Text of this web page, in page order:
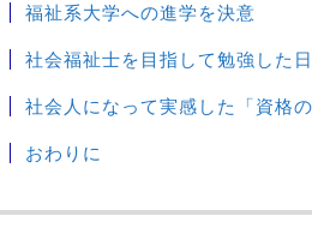
福祉系大学への進学を決意
社会福祉士を目指して勉強した
社会人になって実感した「資格の
おわりに